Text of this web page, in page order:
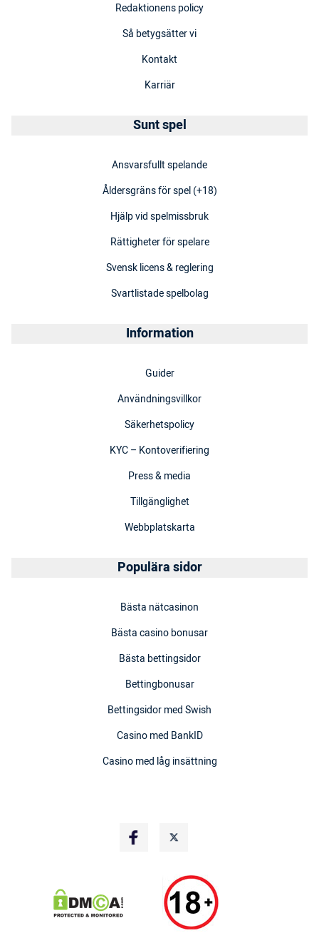
Redaktionens policy
Så betygsätter vi
Kontakt
Karriär
Sunt spel
Ansvarsfullt spelande
Åldersgräns för spel (+18)
Hjälp vid spelmissbruk
Rättigheter för spelare
Svensk licens & reglering
Svartlistade spelbolag
Information
Guider
Användningsvillkor
Säkerhetspolicy
KYC – Kontoverifiering
Press & media
Tillgänglighet
Webbplatskarta
Populära sidor
Bästa nätcasinon
Bästa casino bonusar
Bästa bettingsidor
Bettingbonusar
Bettingsidor med Swish
Casino med BankID
Casino med låg insättning